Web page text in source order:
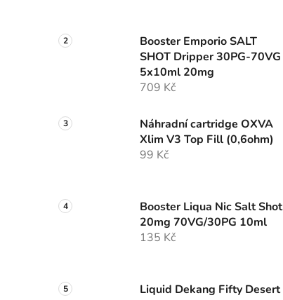
Booster Emporio SALT
SHOT Dripper 30PG-70VG
5x10ml 20mg
709 Kč
Náhradní cartridge OXVA
Xlim V3 Top Fill (0,6ohm)
99 Kč
Booster Liqua Nic Salt Shot
20mg 70VG/30PG 10ml
135 Kč
Liquid Dekang Fifty Desert